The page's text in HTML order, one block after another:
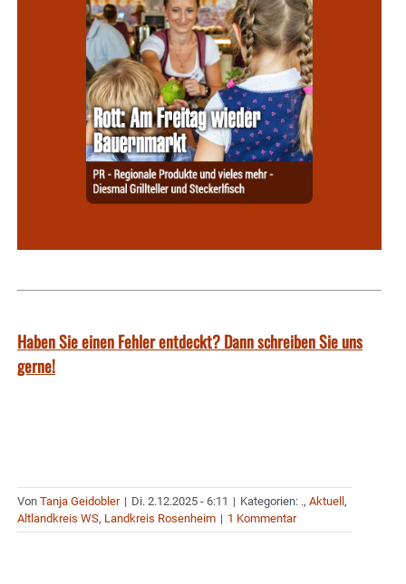
Haben Sie einen Fehler entdeckt? Dann schreiben Sie uns
gerne!
Von Tanja Geidobler | Di. 2.12.2025 - 6:11 | Kategorien: ., Aktuell ,
Altlandkreis WS, Landkreis Rosenheim | 1 Kommentar